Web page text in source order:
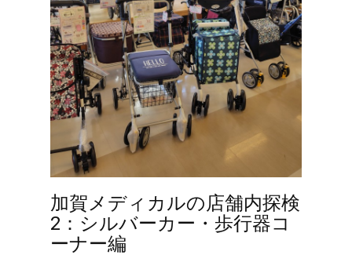
加賀メディカルの店舗内探検
2：シルバーカー・歩行器コ
ーナー編